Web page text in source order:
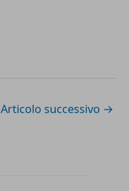
Articolo successivo →